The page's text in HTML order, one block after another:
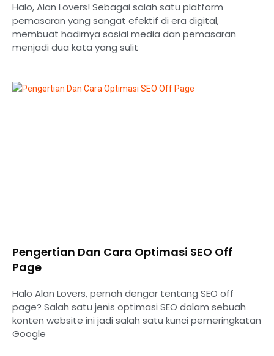
Halo, Alan Lovers! Sebagai salah satu platform
pemasaran yang sangat efektif di era digital,
membuat hadirnya sosial media dan pemasaran
menjadi dua kata yang sulit
Pengertian Dan Cara Optimasi SEO Off
Page
Halo Alan Lovers, pernah dengar tentang SEO off
page? Salah satu jenis optimasi SEO dalam sebuah
konten website ini jadi salah satu kunci pemeringkatan
Google